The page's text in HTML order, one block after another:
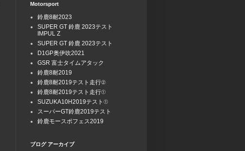
Motorsport
鈴鹿8耐2023
SUPER GT 鈴鹿 2023テスト
IMPUL Z
SUPER GT 鈴鹿 2023テスト
D1GP奥伊吹2021
GSR 富士タイムアタック
鈴鹿8耐2019
鈴鹿8耐2019テスト走行②
鈴鹿8耐2019テスト走行①
SUZUKA10H2019テスト①
スーパーGT鈴鹿2019テスト
鈴鹿モースポフェス2019
ブログ アーカイブ